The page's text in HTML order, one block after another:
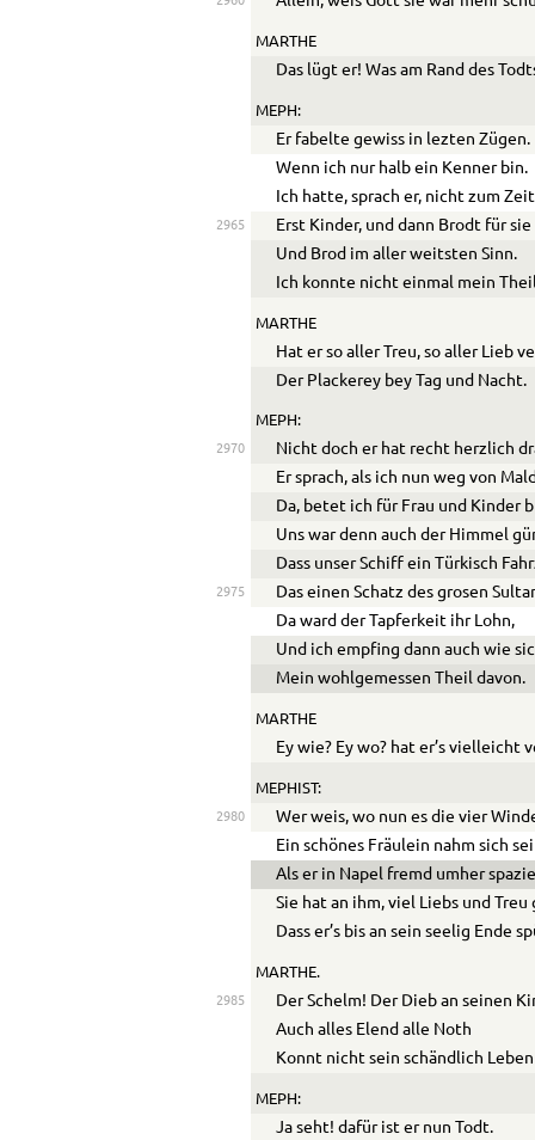
MARTHE
Das lügt er! Was am Rand des
MEPH:
Er fabelte gewiss in lezten Zügen.
Wenn ich nur halb ein Kenner bin.
Ich hatte, sprach er, nicht zum
2965
Erst Kinder, und dann Brodt für
Und Brod im aller weitsten Sinn.
Ich konnte nicht einmal mein
MARTHE
Hat er so aller Treu, so aller Lieb
Der Plackerey bey Tag und Nacht.
MEPH:
2970
Nicht doch er hat recht herzlich
Er sprach, als ich nun weg von
Da, betet ich für Frau und Kinder
Uns war denn auch der Himmel
Dass unser Schiff ein Türkisch
2975
Das einen Schatz des grosen
Da ward der Tapferkeit ihr Lohn,
Und ich empfing dann auch wie
Mein wohlgemessen Theil davon.
MARTHE
Ey wie? Ey wo? hat er’s vielleicht
MEPHIST:
2980
Wer weis, wo nun es die vier
Ein schönes Fräulein nahm sich
Als er in Napel fremd umher
Sie hat an ihm, viel Liebs und Treu
Dass er’s bis an sein seelig Ende
MARTHE.
2985
Der Schelm! Der Dieb an seinen
Auch alles Elend alle Noth
Konnt nicht sein schändlich
MEPH:
Ja seht! dafür ist er nun Todt.